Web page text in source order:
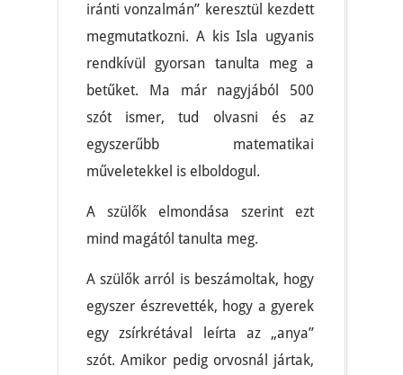
iránti vonzalmán” keresztül kezdett
megmutatkozni. A kis Isla ugyanis
rendkívül gyorsan tanulta meg a
betűket. Ma már nagyjából 500
szót ismer, tud olvasni és az
egyszerűbb matematikai
műveletekkel is elboldogul.
A szülők elmondása szerint ezt
mind magától tanulta meg.
A szülők arról is beszámoltak, hogy
egyszer észrevették, hogy a gyerek
egy zsírkrétával leírta az „anya”
szót. Amikor pedig orvosnál jártak,